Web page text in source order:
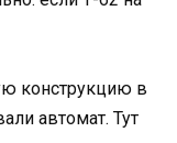
конструкцию в
автомат. Тут